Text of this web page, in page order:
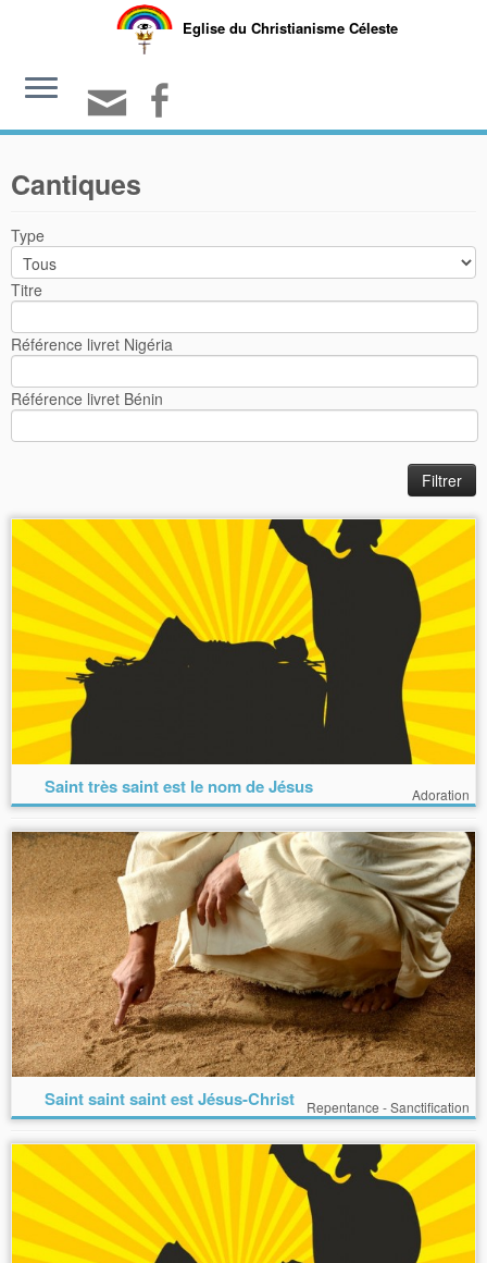
Eglise du Christianisme Céleste
Cantiques
Type
Titre
Référence livret Nigéria
Référence livret Bénin
Saint très saint est le nom de Jésus Adoration
Saint saint saint est Jésus-Christ Repentance - Sanctification